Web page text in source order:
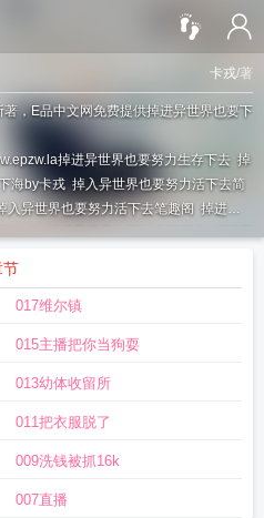
卡戎/著
，E品中文网免费提供掉进异世界也要下
掉进异世界也要努力生存下去 掉
海by卡戎 掉入异世界也要努力活下去简
入异世界也要努力活下去笔趣阁 掉进异
掉进异世界也要下海by卡绒
戎免费阅读
下海吗掉入异世界也要努力活下去()
节
017维尔镇
015主播把你当狗耍
013幼体收留所
011把衣服脱了
009洗钱被抓16k
007直播